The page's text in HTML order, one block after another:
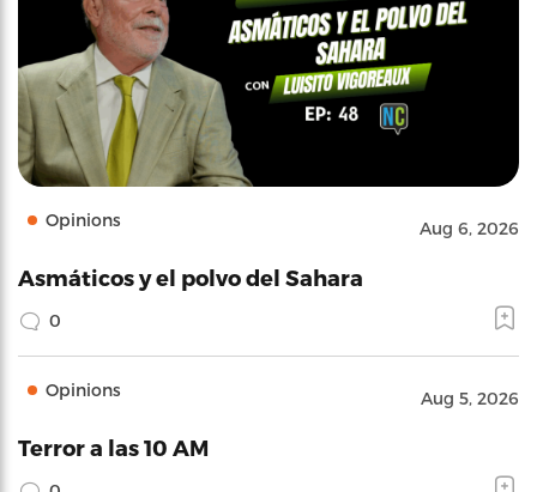
Opinions Aug 6, 2026
Asmáticos y el polvo del Sahara
0
Opinions Aug 5, 2026
Terror a las 10 AM